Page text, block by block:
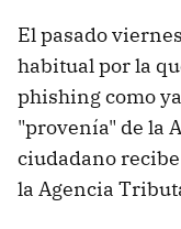
El pasado
habitual por la
phishing como
"provenía" de la
ciudadano
la Agencia